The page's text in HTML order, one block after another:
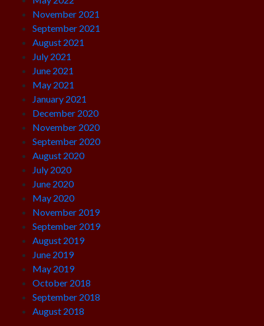
November 2021
September 2021
August 2021
July 2021
June 2021
May 2021
January 2021
December 2020
November 2020
September 2020
August 2020
July 2020
June 2020
May 2020
November 2019
September 2019
August 2019
June 2019
May 2019
October 2018
September 2018
August 2018